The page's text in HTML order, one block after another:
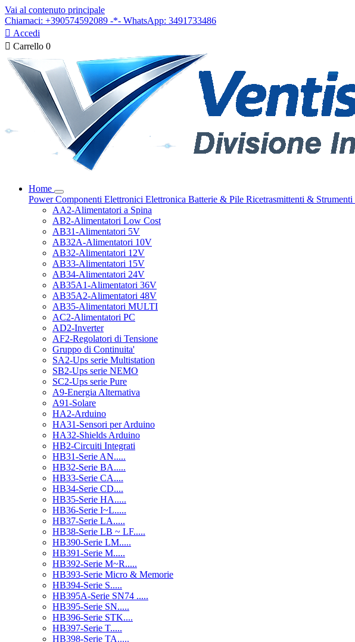
Vai al contenuto principale
Chiamaci: +390574592089 -*- WhatsApp: 3491733486
 Accedi
 Carrello 0
Home
PowerComponenti Elettronici Elettronica Batterie & Pile Ricetrasmittenti & Strumenti
AA2-Alimentatori a Spina
AB2-Alimentatori Low Cost
AB31-Alimentatori 5V
AB32A-Alimentatori 10V
AB32-Alimentatori 12V
AB33-Alimentatori 15V
AB34-Alimentatori 24V
AB35A1-Alimentatori 36V
AB35A2-Alimentatori 48V
AB35-Alimentatori MULTI
AC2-Alimentatori PC
AD2-Inverter
AF2-Regolatori di Tensione
Gruppo di Continuita'
SA2-Ups serie Multistation
SB2-Ups serie NEMO
SC2-Ups serie Pure
A9-Energia Alternativa
A91-Solare
HA2-Arduino
HA31-Sensori per Arduino
HA32-Shields Arduino
HB2-Circuiti Integrati
HB31-Serie AN.....
HB32-Serie BA.....
HB33-Serie CA....
HB34-Serie CD....
HB35-Serie HA.....
HB36-Serie I~L.....
HB37-Serie LA.....
HB38-Serie LB ~ LF.....
HB390-Serie LM.....
HB391-Serie M.....
HB392-Serie M~R.....
HB393-Serie Micro & Memorie
HB394-Serie S.....
HB395A-Serie SN74 .....
HB395-Serie SN.....
HB396-Serie STK....
HB397-Serie T.....
HB398-Serie TA.....